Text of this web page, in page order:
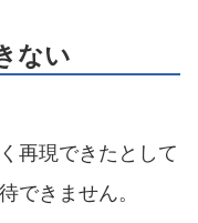
ない
再現できたとして
できません。